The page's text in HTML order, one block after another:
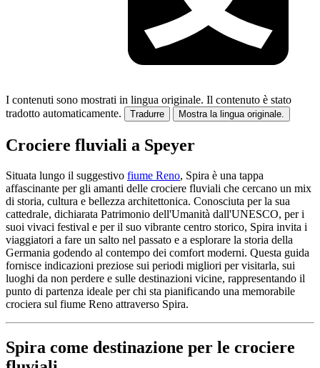
I contenuti sono mostrati in lingua originale. Il contenuto è stato
tradotto automaticamente.
Tradurre Mostra la lingua originale.
Crociere fluviali a Speyer
Situata lungo il suggestivo fiume Reno, Spira è una tappa
affascinante per gli amanti delle crociere fluviali che cercano un mix
di storia, cultura e bellezza architettonica. Conosciuta per la sua
cattedrale, dichiarata Patrimonio dell'Umanità dall'UNESCO, per i
suoi vivaci festival e per il suo vibrante centro storico, Spira invita i
viaggiatori a fare un salto nel passato e a esplorare la storia della
Germania godendo al contempo dei comfort moderni. Questa guida
fornisce indicazioni preziose sui periodi migliori per visitarla, sui
luoghi da non perdere e sulle destinazioni vicine, rappresentando il
punto di partenza ideale per chi sta pianificando una memorabile
crociera sul fiume Reno attraverso Spira.
Spira come destinazione per le crociere